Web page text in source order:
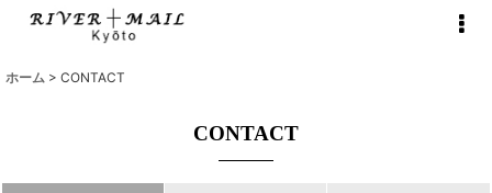
ホーム > CONTACT
CONTACT